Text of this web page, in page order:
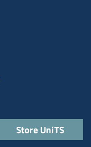
Store UniTS